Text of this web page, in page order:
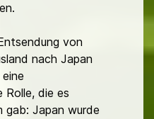
von
nach Japan
Rolle, die es
gab: Japan wurde